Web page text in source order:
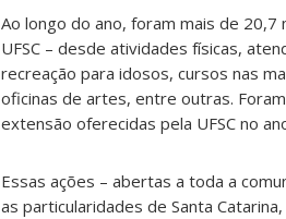
Ao longo do ano, foram mais de 20,7
UFSC – desde atividades físicas,
recreação para idosos, cursos nas
oficinas de artes, entre outras.
extensão oferecidas pela UFSC no
Essas ações – abertas a toda a
as particularidades de Santa